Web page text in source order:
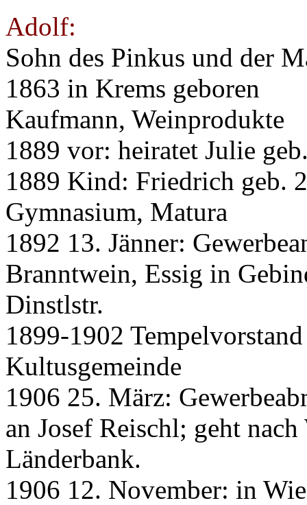
Adolf:
Sohn des Pinkus und der
1863 in Krems geboren
Kaufmann, Weinprodukte
1889 vor: heiratet Julie
1889 Kind: Friedrich geb.
Gymnasium, Matura
1892 13. Jänner:
Branntwein, Essig in
Dinstlstr.
1899-1902
Kultusgemeinde
1906 25. März:
an Josef Reischl; geht
Länderbank.
1906 12. November: in